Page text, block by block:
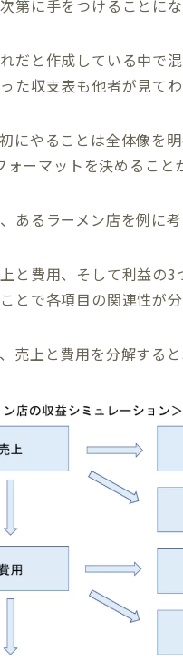
第に手をつけることにな
だと作成している中で
た収支表も他者が見て
にやることは全体像を明
ォーマットを決めること
あるラーメン店を例に考
と費用、そして利益の3
とで各項目の関連性が
売上と費用を分解すると